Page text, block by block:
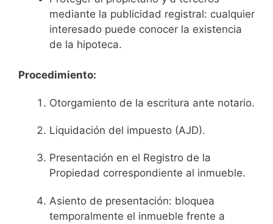
mediante la publicidad registral: cualquier
interesado puede conocer la existencia
de la hipoteca.
Procedimiento:
Otorgamiento de la escritura ante notario.
Liquidación del impuesto (AJD).
Presentación en el Registro de la
Propiedad correspondiente al inmueble.
Asiento de presentación: bloquea
temporalmente el inmueble frente a